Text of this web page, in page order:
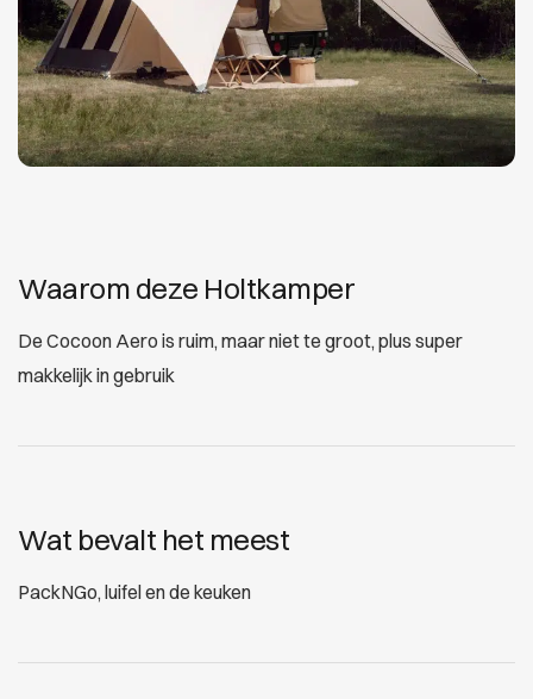
Waarom deze Holtkamper
De Cocoon Aero is ruim, maar niet te groot, plus super
makkelijk in gebruik
Wat bevalt het meest
PackNGo, luifel en de keuken